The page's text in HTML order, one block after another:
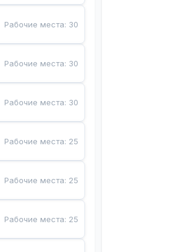
Рабочие места: 30
Рабочие места: 30
Рабочие места: 30
Рабочие места: 25
Рабочие места: 25
Рабочие места: 25